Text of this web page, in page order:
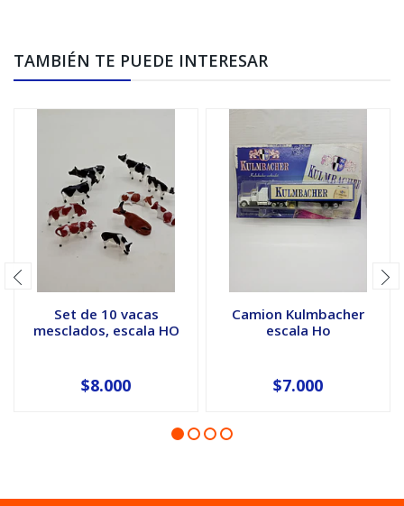
TAMBIÉN TE PUEDE INTERESAR
Set de 10 vacas
mesclados, escala HO
$8.000
Camion Kulmbacher
escala Ho
$7.000